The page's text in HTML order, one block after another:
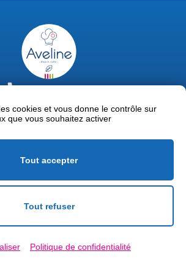
02 47 63 18 92
contact@avelinepro.fr
Mentions légales
Politique de confidentialité
cookies et vous donne le contrôle sur
que vous souhaitez activer
Tout accepter
Tout refuser
Politique de confidentialité